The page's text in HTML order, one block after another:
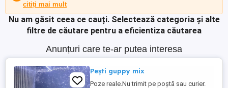
citiți mai mult
Nu am găsit ceea ce cauți. Selectează categoria și alte
filtre de căutare pentru a eficientiza căutarea
Anunțuri care te-ar putea interesa
Pești guppy mix
Poze reale.Nu trimit pe poștă sau curier.